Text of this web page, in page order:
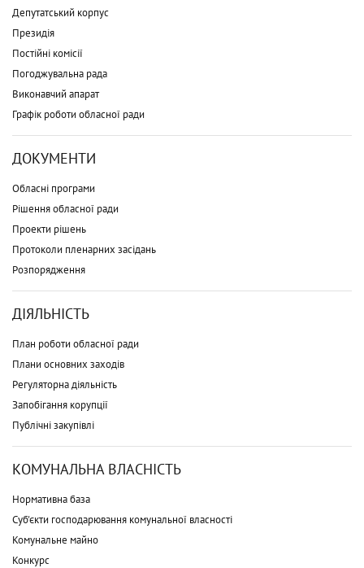
Депутатський корпус
Президія
Постійні комісії
Погоджувальна рада
Виконавчий апарат
Графік роботи обласної ради
ДОКУМЕНТИ
Обласні програми
Рішення обласної ради
Проекти рішень
Протоколи пленарних засідань
Розпорядження
ДІЯЛЬНІСТЬ
План роботи обласної ради
Плани основних заходів
Регуляторна діяльність
Запобігання корупції
Публічні закупівлі
КОМУНАЛЬНА ВЛАСНІСТЬ
Нормативна база
Суб'єкти господарювання комунальної власності
Комунальне майно
Конкурс